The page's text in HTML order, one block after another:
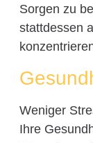
Sorgen zu
stattdessen
Weniger
Ihre